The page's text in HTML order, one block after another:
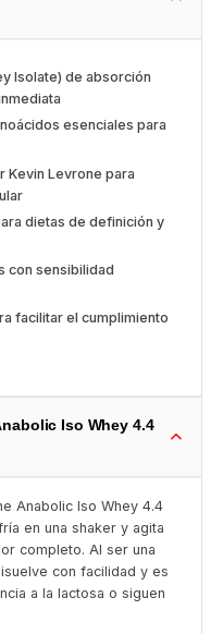
Isolate) de absorción
esenciales para
Kevin Levrone para
dietas de definición y
con sensibilidad
facilitar el cumplimiento
Iso Whey 4.4
Anabolic Iso Whey 4.4
en una shaker y agita
completo. Al ser una
con facilidad y es
a la lactosa o siguen